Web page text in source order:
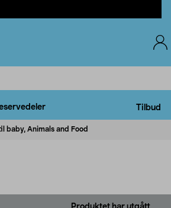
Tilbud
baby, Animals and Food